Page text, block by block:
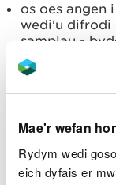
Mae'r wefan
Rydym wedi
eich dyfais er
os oes angen
wedi'u difrodi
samplau -
hawliad
Cyngor craff:
peidiwch â
wrthych (ac
os ydych
darfodus,